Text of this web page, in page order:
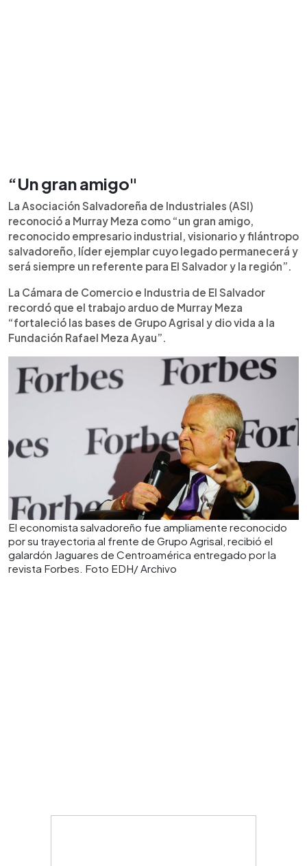
“Un gran amigo"
La Asociación Salvadoreña de Industriales (ASI)
reconoció a Murray Meza como “un gran amigo,
reconocido empresario industrial, visionario y filántropo
salvadoreño, líder ejemplar cuyo legado permanecerá y
será siempre un referente para El Salvador y la región”.
La Cámara de Comercio e Industria de El Salvador
recordó que el trabajo arduo de Murray Meza
“fortaleció las bases de Grupo Agrisal y dio vida a la
Fundación Rafael Meza Ayau”.
El economista salvadoreño fue ampliamente reconocido
por su trayectoria al frente de Grupo Agrisal, recibió el
galardón Jaguares de Centroamérica entregado por la
revista Forbes. Foto EDH/ Archivo